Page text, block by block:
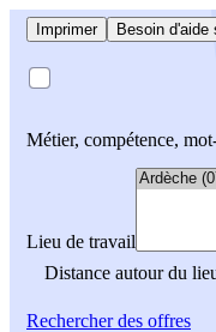
Imprimer Besoin d'aide
Métier, compétence,
Lieu de travail
Distance autour du
Rechercherdes offres